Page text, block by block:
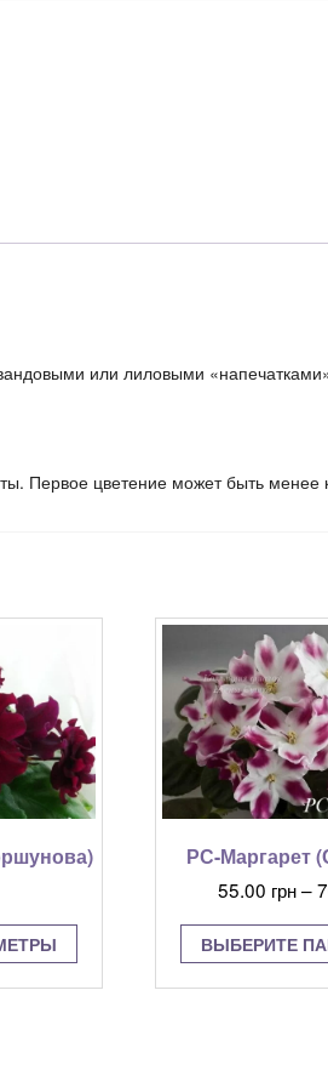
или лиловыми
Первое цветение может быть менее
Этот
имеет
несколько
РС-Маргарет
55.00 грн–
ВЫБЕРИТЕ